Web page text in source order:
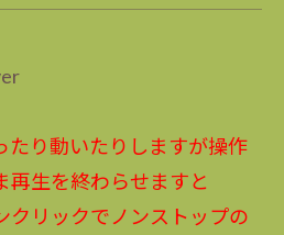
り動いたりしますが操作
再生を終わらせますと
クリックでノンストップの